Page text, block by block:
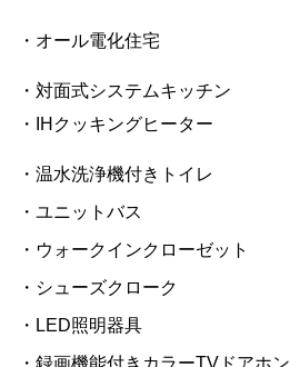
・オール電化住宅
・対面式システムキッチン
・IHクッキングヒーター
・温水洗浄機付きトイレ
・ユニットバス
・ウォークインクローゼット
・シューズクローク
・LED照明器具